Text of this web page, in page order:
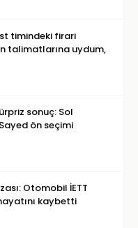
timindeki firari
talimatlarına uydum,
sonuç: Sol
ön seçimi
Otomobil İETT
kaybetti